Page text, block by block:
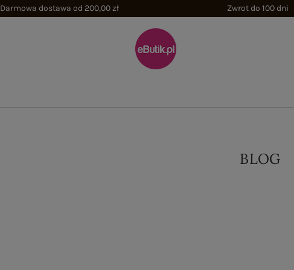
Darmowa dostawa od 200,00 zł Zwrot do 100 dni
BLOG